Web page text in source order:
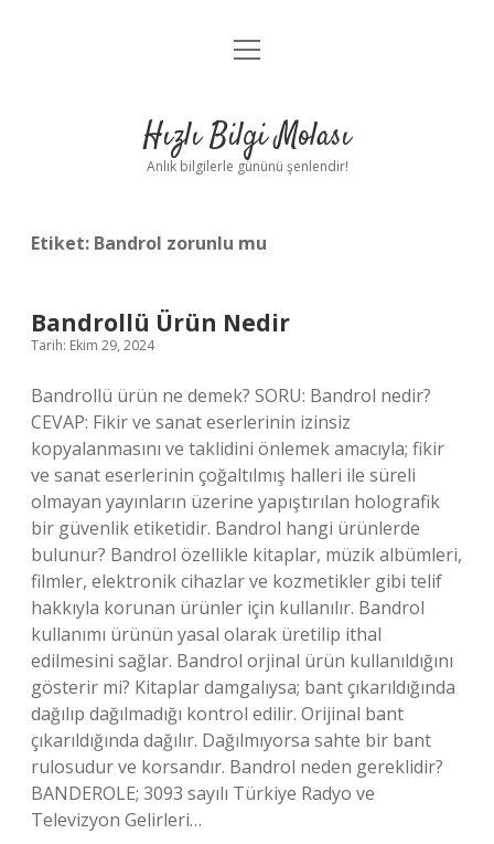
Anasayfa
Yasal Uyarı
menüyü
Hızlı Bilgi Molası
Anlık bilgilerle gününü şenlendir!
Etiket: Bandrol zorunlu mu
Bandrollü Ürün Nedir
Tarih: Ekim 29, 2024
Bandrollü ürün ne demek? SORU: Bandrol nedir?
CEVAP: Fikir ve sanat eserlerinin izinsiz
kopyalanmasını ve taklidini önlemek amacıyla; fikir
ve sanat eserlerinin çoğaltılmış halleri ile süreli
olmayan yayınların üzerine yapıştırılan holografik
bir güvenlik etiketidir. Bandrol hangi ürünlerde
bulunur? Bandrol özellikle kitaplar, müzik albümleri,
filmler, elektronik cihazlar ve kozmetikler gibi telif
hakkıyla korunan ürünler için kullanılır. Bandrol
kullanımı ürünün yasal olarak üretilip ithal
edilmesini sağlar. Bandrol orjinal ürün kullanıldığını
gösterir mi? Kitaplar damgalıysa; bant çıkarıldığında
dağılıp dağılmadığı kontrol edilir. Orijinal bant
çıkarıldığında dağılır. Dağılmıyorsa sahte bir bant
rulosudur ve korsandır. Bandrol neden gereklidir?
BANDEROLE; 3093 sayılı Türkiye Radyo ve
Televizyon Gelirleri…